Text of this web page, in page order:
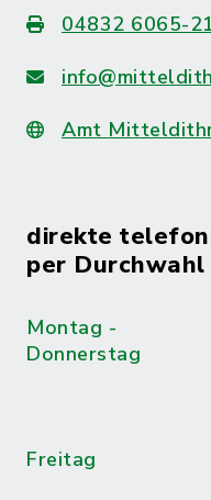
04832 6065-
Amt
direkte
per Durchwahl
Montag -
Donnerstag
Freitag